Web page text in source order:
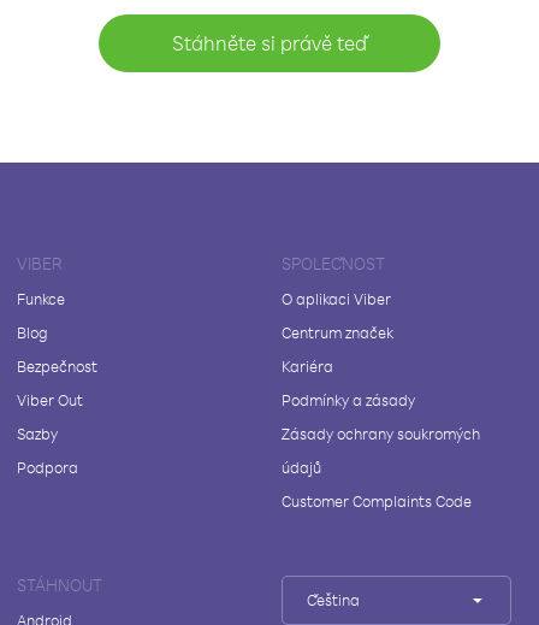
Stáhněte si právě teď
VIBER
Funkce
Blog
Bezpečnost
Viber Out
Sazby
Podpora
SPOLEČNOST
O aplikaci Viber
Centrum značek
Kariéra
Podmínky a zásady
Zásady ochrany soukromých
údajů
Customer Complaints Code
STÁHNOUT
Android
Čeština